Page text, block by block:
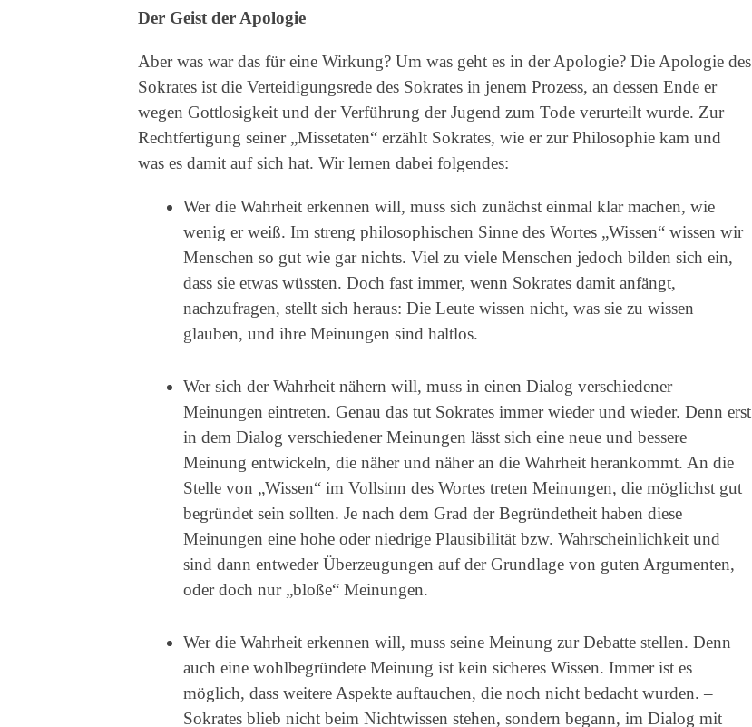
Der Geist der Apologie
Aber was war das für eine Wirkung? Um was geht es in der Apologie? Die Apologie des
Sokrates ist die Verteidigungsrede des Sokrates in jenem Prozess, an dessen Ende er
wegen Gottlosigkeit und der Verführung der Jugend zum Tode verurteilt wurde. Zur
Rechtfertigung seiner „Missetaten“ erzählt Sokrates, wie er zur Philosophie kam und
was es damit auf sich hat. Wir lernen dabei folgendes:
Wer die Wahrheit erkennen will, muss sich zunächst einmal klar machen, wie
wenig er weiß. Im streng philosophischen Sinne des Wortes „Wissen“ wissen wir
Menschen so gut wie gar nichts. Viel zu viele Menschen jedoch bilden sich ein,
dass sie etwas wüssten. Doch fast immer, wenn Sokrates damit anfängt,
nachzufragen, stellt sich heraus: Die Leute wissen nicht, was sie zu wissen
glauben, und ihre Meinungen sind haltlos.
Wer sich der Wahrheit nähern will, muss in einen Dialog verschiedener
Meinungen eintreten. Genau das tut Sokrates immer wieder und wieder. Denn erst
in dem Dialog verschiedener Meinungen lässt sich eine neue und bessere
Meinung entwickeln, die näher und näher an die Wahrheit herankommt. An die
Stelle von „Wissen“ im Vollsinn des Wortes treten Meinungen, die möglichst gut
begründet sein sollten. Je nach dem Grad der Begründetheit haben diese
Meinungen eine hohe oder niedrige Plausibilität bzw. Wahrscheinlichkeit und
sind dann entweder Überzeugungen auf der Grundlage von guten Argumenten,
oder doch nur „bloße“ Meinungen.
Wer die Wahrheit erkennen will, muss seine Meinung zur Debatte stellen. Denn
auch eine wohlbegründete Meinung ist kein sicheres Wissen. Immer ist es
möglich, dass weitere Aspekte auftauchen, die noch nicht bedacht wurden. –
Sokrates blieb nicht beim Nichtwissen stehen, sondern begann, im Dialog mit